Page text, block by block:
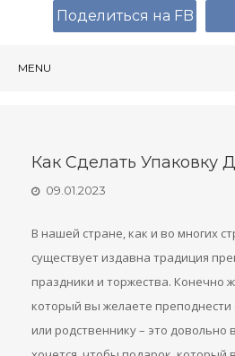
MENU
Как Сделать Упаковку
09.01.2023
В нашей стране, как и во многих
существует издавна традиция
праздники и торжества. Конечно
который вы желаете преподнести
или родственнику – это
Поделиться на FB